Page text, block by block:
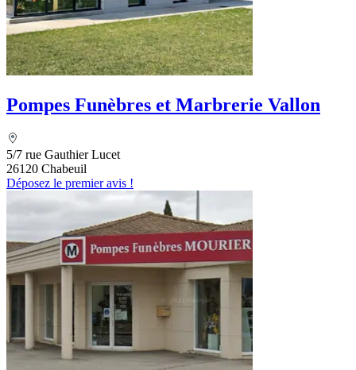
Pompes Funèbres et Marbrerie Vallon
5/7 rue Gauthier Lucet
26120 Chabeuil
Déposez le premier avis !